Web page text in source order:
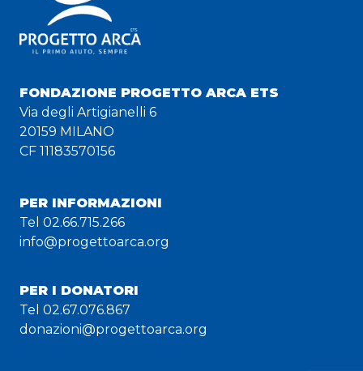
FONDAZIONE PROGETTO ARCA ETS
Via degli Artigianelli 6
20159 MILANO
CF 11183570156
PER INFORMAZIONI
Tel 02.66.715.266
info@progettoarca.org
PER I DONATORI
Tel 02.67.076.867
donazioni@progettoarca.org